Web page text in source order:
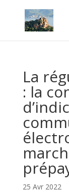
La
: la
25 Avr 2022